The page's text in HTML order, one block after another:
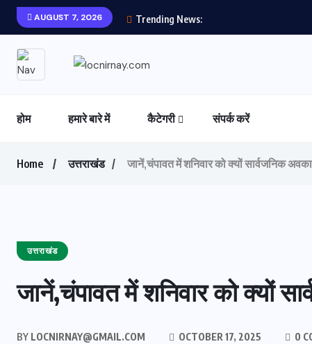
AUGUST 7, 2026 Trending News:
होम हमारे बारे में कैटेगरी संपर्क करें
Home उत्तराखंड जानें,चंपावत में शनिवार को क्यों सार्वजनिक
उत्तराखंड
जानें,चंपावत में शनिवार को क्यों
BY LOCNIRNAY@GMAIL.COM OCTOBER 17, 2025 0